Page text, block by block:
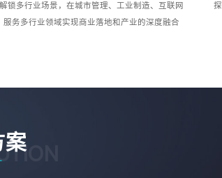
解锁多行业场景，在城市管理、工业制造、互联网
服务多行业领域实现商业落地和产业的深度融合
案